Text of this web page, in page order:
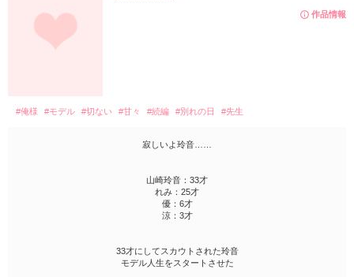
作品情報
#俺様 #モデル #切ない #甘々 #続編 #別れの日 #先生
寂しいよ玲音……
山崎玲音：33才
れみ：25才
優：6才
涼：3才
33才にしてスカウトされた玲音
モデル人生をスタートさせた